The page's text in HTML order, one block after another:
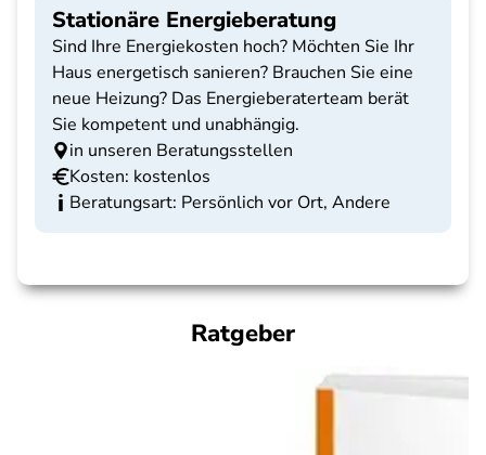
Stationäre Energieberatung
Sind Ihre Energiekosten hoch? Möchten Sie Ihr
Haus energetisch sanieren? Brauchen Sie eine
neue Heizung? Das Energieberaterteam berät
Sie kompetent und unabhängig.
in unseren Beratungsstellen
Kosten: kostenlos
Beratungsart: Persönlich vor Ort, Andere
Ratgeber